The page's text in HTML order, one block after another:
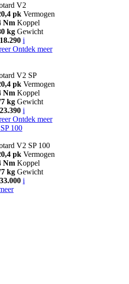
V2
pk Vermogen
Nm Koppel
kg Gewicht
i
Ontdek meer
V2 SP
pk Vermogen
Nm Koppel
kg Gewicht
i
Ontdek meer
100
V2 SP 100
pk Vermogen
Nm Koppel
kg Gewicht
i